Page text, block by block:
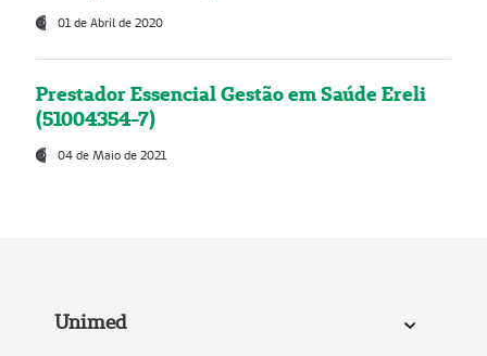
01 de Abril de 2020
Prestador Essencial Gestão em Saúde Ereli
(51004354-7)
04 de Maio de 2021
Unimed